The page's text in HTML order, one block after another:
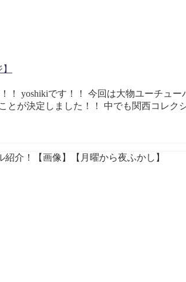
！！ yoshikiです！！ 今回は大物ユーチュ
とが決定しました！！ 中でも関西コレク